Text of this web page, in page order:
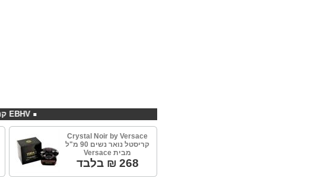
EBHV קניות במחירים מיוחדים באתר
Crystal Noir by Versace
קריסטל נואר נשים 90 מ"ל
מבית Versace
268 ₪ בלבד